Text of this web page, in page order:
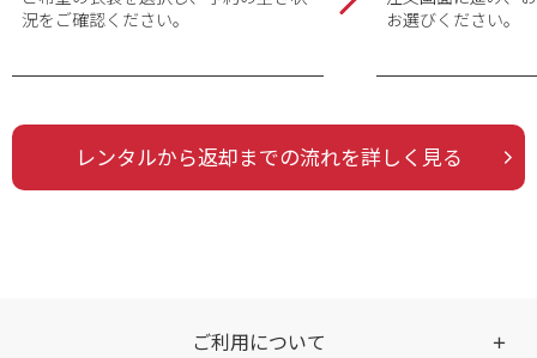
況をご確認ください。
お選びください。
レンタルから返却までの流れを詳しく見る
ご利用について